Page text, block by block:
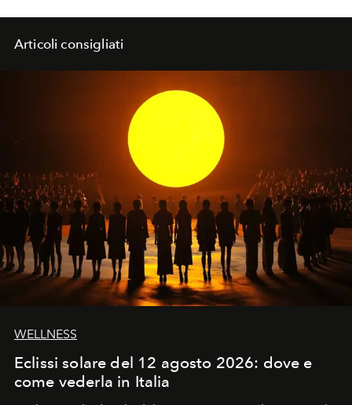
Articoli consigliati
WELLNESS
Eclissi solare del 12 agosto 2026: dove e
come vederla in Italia